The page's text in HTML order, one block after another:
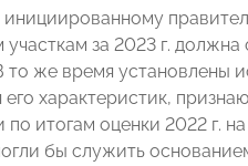
инициированному
участкам за 2023 г.
то же время установлены
его характеристик,
по итогам оценки 2022 г.
бы служить